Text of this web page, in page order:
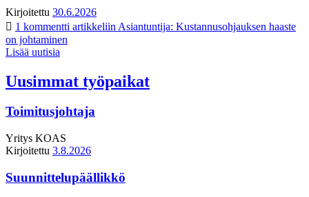
Kirjoitettu 30.6.2026
1 kommentti artikkeliin Asiantuntija: Kustannusohjauksen haaste
on johtaminen
Lisää uutisia
Uusimmat työpaikat
Toimitusjohtaja
Yritys KOAS
Kirjoitettu 3.8.2026
Suunnittelupäällikkö